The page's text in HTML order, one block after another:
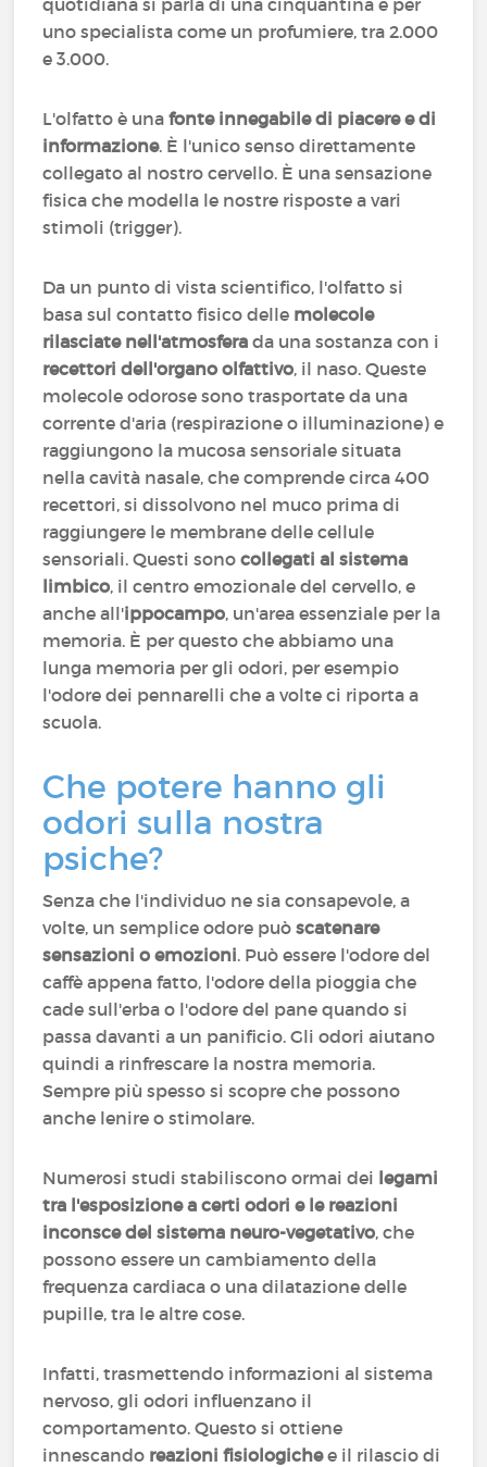
quotidiana si parla di una cinquantina e per
uno specialista come un profumiere, tra 2.000
e 3.000.
L'olfatto è unafonte innegabile di piacere e di
informazione. È l'unico senso direttamente
collegato al nostro cervello. È una sensazione
fisica che modella le nostre risposte a vari
stimoli (trigger).
Da un punto di vista scientifico, l'olfatto si
basa sul contatto fisico delle molecole
rilasciate nell'atmosferada una sostanza con i
recettori dell'organo olfattivo, il naso. Queste
molecole odorose sono trasportate da una
corrente d'aria (respirazione o illuminazione) e
raggiungono la mucosa sensoriale situata
nella cavità nasale, che comprende circa 400
recettori, si dissolvono nel muco prima di
raggiungere le membrane delle cellule
sensoriali. Questi sonocollegati al sistema
limbico, il centro emozionale del cervello, e
anche all'ippocampo, un'area essenziale per la
memoria. È per questo che abbiamo una
lunga memoria per gli odori, per esempio
l'odore dei pennarelli che a volte ci riporta a
scuola.
Che potere hanno gli
odori sulla nostra
psiche?
Senza che l'individuo ne sia consapevole, a
volte, un semplice odore puòscatenare
sensazioni o emozioni. Può essere l'odore del
caffè appena fatto, l'odore della pioggia che
cade sull'erba o l'odore del pane quando si
passa davanti a un panificio. Gli odori aiutano
quindi a rinfrescare la nostra memoria.
Sempre più spesso si scopre che possono
anche lenire o stimolare.
Numerosi studi stabiliscono ormai dei legami
tra l'esposizione a certi odori e le reazioni
inconsce del sistema neuro-vegetativo, che
possono essere un cambiamento della
frequenza cardiaca o una dilatazione delle
pupille, tra le altre cose.
Infatti, trasmettendo informazioni al sistema
nervoso, gli odori influenzano il
comportamento. Questo si ottiene
innescando reazioni fisiologichee il rilascio di